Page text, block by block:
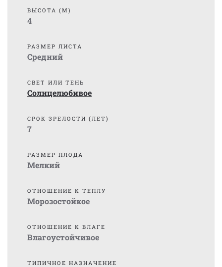
ВЫСОТА (М)
4
РАЗМЕР ЛИСТА
Средний
СВЕТ ИЛИ ТЕНЬ
Солнцелюбивое
СРОК ЗРЕЛОСТИ (ЛЕТ)
7
РАЗМЕР ПЛОДА
Мелкий
ОТНОШЕНИЕ К ТЕПЛУ
Морозостойкое
ОТНОШЕНИЕ К ВЛАГЕ
Влагоустойчивое
ТИПИЧНОЕ НАЗНАЧЕНИЕ